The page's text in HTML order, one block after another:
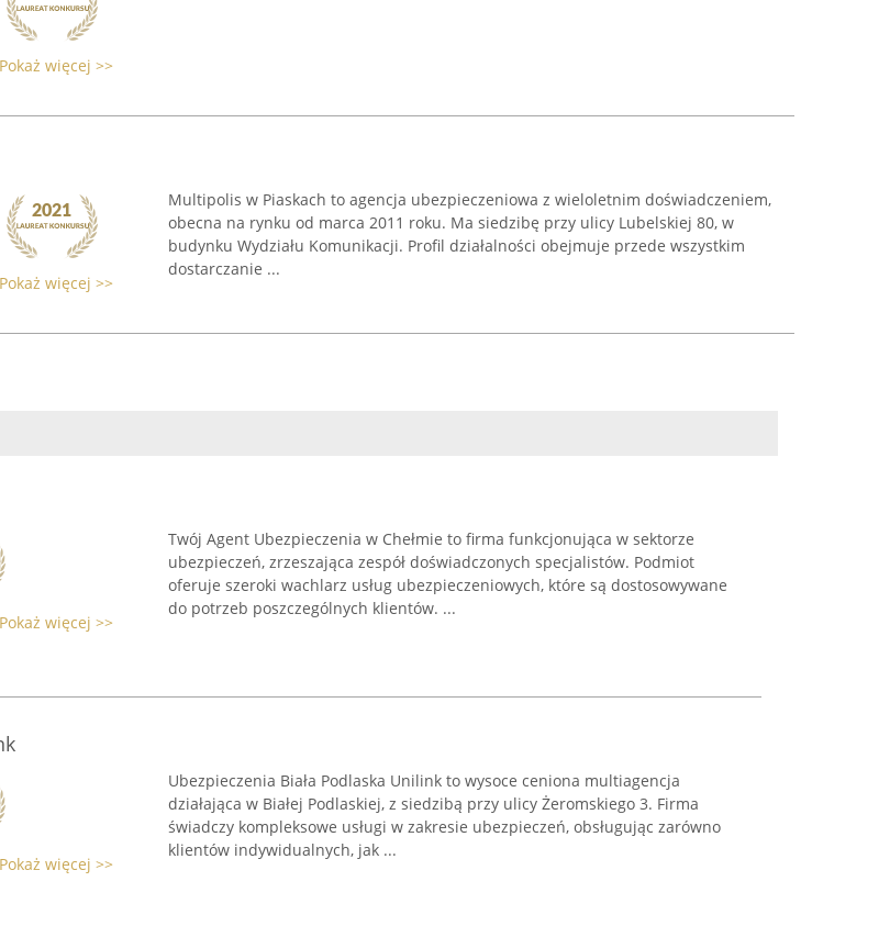
Pokaż więcej >>
Pokaż więcej >>
Multipolis w Piaskach to agencja ubezpieczeniowa z wieloletnim doświadczeniem,
obecna na rynku od marca 2011 roku. Ma siedzibę przy ulicy Lubelskiej 80, w
budynku Wydziału Komunikacji. Profil działalności obejmuje przede wszystkim
dostarczanie ...
Pokaż więcej >>
Twój Agent Ubezpieczenia w Chełmie to firma funkcjonująca w sektorze
ubezpieczeń, zrzeszająca zespół doświadczonych specjalistów. Podmiot
oferuje szeroki wachlarz usług ubezpieczeniowych, które są dostosowywane
do potrzeb poszczególnych klientów. ...
Pokaż więcej >>
Ubezpieczenia Biała Podlaska Unilink to wysoce ceniona multiagencja
działająca w Białej Podlaskiej, z siedzibą przy ulicy Żeromskiego 3. Firma
świadczy kompleksowe usługi w zakresie ubezpieczeń, obsługując zarówno
klientów indywidualnych, jak ...